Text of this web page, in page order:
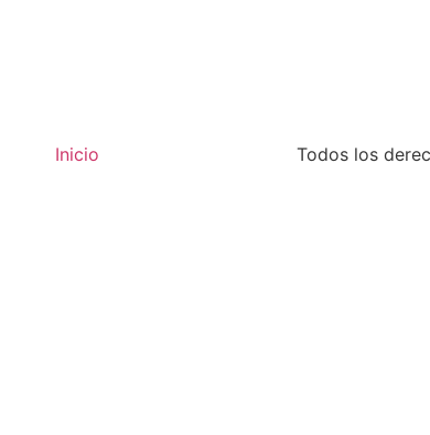
Inicio Todos los